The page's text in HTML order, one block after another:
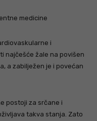
medicine
i
najčešće žale na povišen
a zabilježen je i povećan
postoji za srčane i
takva stanja. Zato